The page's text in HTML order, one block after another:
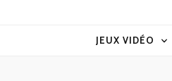
JEUX VIDÉO